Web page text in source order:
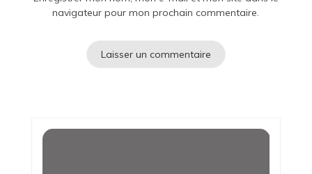
navigateur pour mon prochain commentaire.